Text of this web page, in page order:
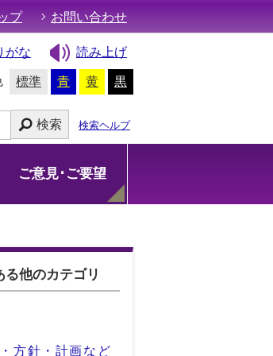
プ お問い合わせ
がな 読み上げ
標準 青 黄 黒
検索 検索ヘルプ
ご意見･ご要望
る他のカテゴリ
方針・計画など